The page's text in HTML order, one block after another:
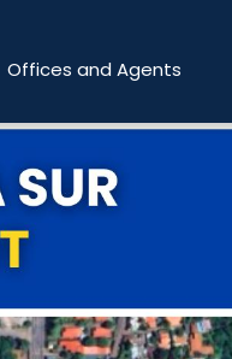
Offices and Agents